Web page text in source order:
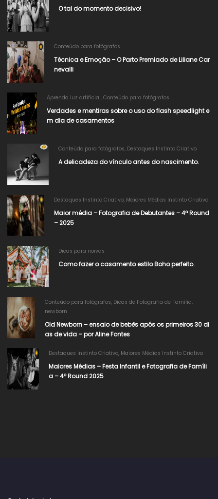
O tal do momento decisivo!
Conteúdo para fotógrafos
Técnica e Emoção – O Parto Premiado de Liliane Car
nevalli​
Aprenda luz artificial, Conteúdo para fotógrafos
Verdades e mentiras sobre o uso do flash speedlight e
m dia de casamentos
Conteúdo para fotógrafos, Destaques Instinto Criativo
A delicadeza do vínculo antes do nascimento.
Destaques Instinto Criativo, Maiores Médias Instinto Criativo
Maior média – Fotografia de Debutantes – 4º Round
– 2025
Dicas para noivas
Como fazer o casamento estilo Boho perfeito.
Conteúdo para fotógrafos, Dicas de Fotografia de Família,
newborn
Old Newborn – ensaio de bebês após os primeiros 30 di
as de vida – por Aline Fontes
Destaques Instinto Criativo, Maiores Médias Instinto Criativo
Maiores Médias – Festa Infantil e Fotografia de Famíli
a – 4º Round 2025